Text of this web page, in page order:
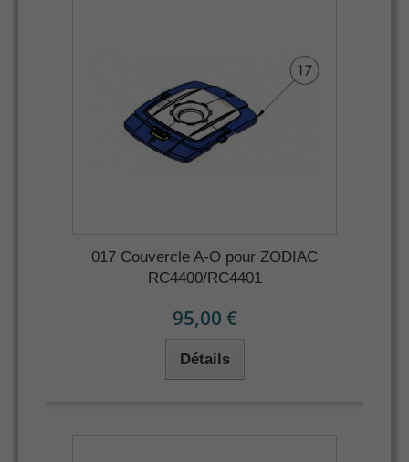
017 Couvercle A-O pour ZODIAC
RC4400/RC4401
95,00 €
Détails